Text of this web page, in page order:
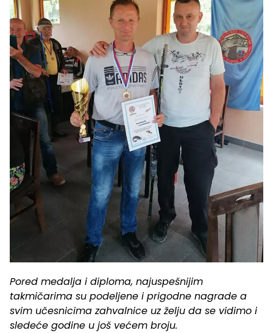
Pored medalja i diploma, najuspešnijim
takmičarima su podeljene i prigodne nagrade a
svim učesnicima zahvalnice uz želju da se vidimo i
sledeće godine u još većem broju.